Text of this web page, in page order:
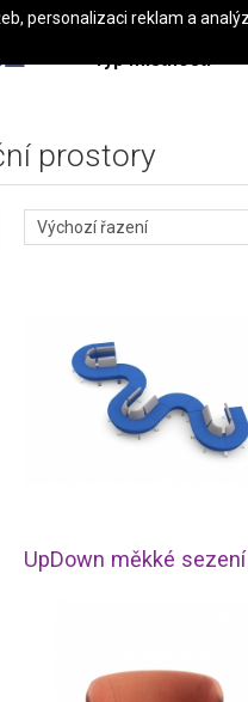
Typ místnosti
prostory
personalizaci reklam a